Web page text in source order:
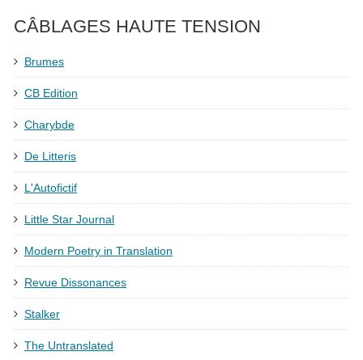
CÂBLAGES HAUTE TENSION
Brumes
CB Edition
Charybde
De Litteris
L'Autofictif
Little Star Journal
Modern Poetry in Translation
Revue Dissonances
Stalker
The Untranslated